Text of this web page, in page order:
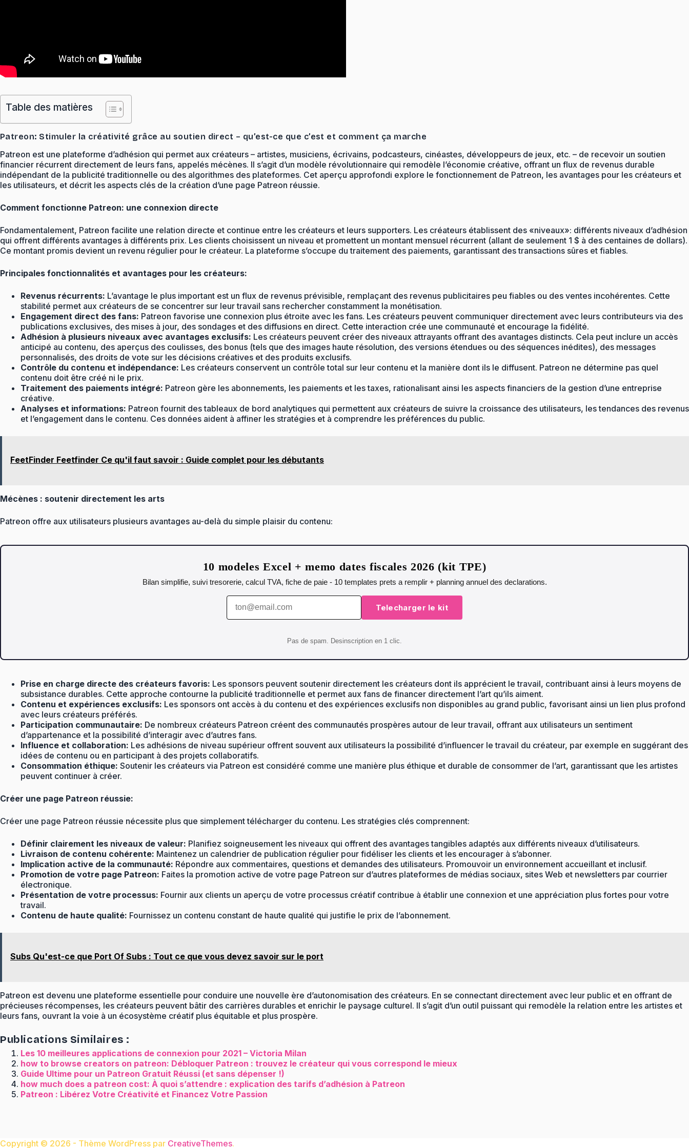
Table des matières
Patreon: Stimuler la créativité grâce au soutien direct – qu’est-ce que c’est et comment ça marche
Patreon est une plateforme d’adhésion qui permet aux créateurs – artistes, musiciens, écrivains, podcasteurs, cinéastes, développeurs de jeux, etc. – de recevoir un soutien
financier récurrent directement de leurs fans, appelés mécènes. Il s’agit d’un modèle révolutionnaire qui remodèle l’économie créative, offrant un flux de revenus durable
indépendant de la publicité traditionnelle ou des algorithmes des plateformes. Cet aperçu approfondi explore le fonctionnement de Patreon, les avantages pour les créateurs et
les utilisateurs, et décrit les aspects clés de la création d’une page Patreon réussie.
Comment fonctionne Patreon: une connexion directe
Fondamentalement, Patreon facilite une relation directe et continue entre les créateurs et leurs supporters. Les créateurs établissent des «niveaux»: différents niveaux d’adhésion
qui offrent différents avantages à différents prix. Les clients choisissent un niveau et promettent un montant mensuel récurrent (allant de seulement 1 $ à des centaines de dollars).
Ce montant promis devient un revenu régulier pour le créateur. La plateforme s’occupe du traitement des paiements, garantissant des transactions sûres et fiables.
Principales fonctionnalités et avantages pour les créateurs:
Revenus récurrents: L’avantage le plus important est un flux de revenus prévisible, remplaçant des revenus publicitaires peu fiables ou des ventes incohérentes. Cette
stabilité permet aux créateurs de se concentrer sur leur travail sans rechercher constamment la monétisation.
Engagement direct des fans: Patreon favorise une connexion plus étroite avec les fans. Les créateurs peuvent communiquer directement avec leurs contributeurs via des
publications exclusives, des mises à jour, des sondages et des diffusions en direct. Cette interaction crée une communauté et encourage la fidélité.
Adhésion à plusieurs niveaux avec avantages exclusifs: Les créateurs peuvent créer des niveaux attrayants offrant des avantages distincts. Cela peut inclure un accès
anticipé au contenu, des aperçus des coulisses, des bonus (tels que des images haute résolution, des versions étendues ou des séquences inédites), des messages
personnalisés, des droits de vote sur les décisions créatives et des produits exclusifs.
Contrôle du contenu et indépendance: Les créateurs conservent un contrôle total sur leur contenu et la manière dont ils le diffusent. Patreon ne détermine pas quel
contenu doit être créé ni le prix.
Traitement des paiements intégré: Patreon gère les abonnements, les paiements et les taxes, rationalisant ainsi les aspects financiers de la gestion d’une entreprise
créative.
Analyses et informations: Patreon fournit des tableaux de bord analytiques qui permettent aux créateurs de suivre la croissance des utilisateurs, les tendances des revenus
et l’engagement dans le contenu. Ces données aident à affiner les stratégies et à comprendre les préférences du public.
FeetFinder Feetfinder Ce qu'il faut savoir : Guide complet pour les débutants
Mécènes : soutenir directement les arts
Patreon offre aux utilisateurs plusieurs avantages au-delà du simple plaisir du contenu:
10 modeles Excel + memo dates fiscales 2026 (kit TPE)
Bilan simplifie, suivi tresorerie, calcul TVA, fiche de paie - 10 templates prets a remplir + planning annuel des declarations.
Telecharger le kit
Pas de spam. Desinscription en 1 clic.
Prise en charge directe des créateurs favoris: Les sponsors peuvent soutenir directement les créateurs dont ils apprécient le travail, contribuant ainsi à leurs moyens de
subsistance durables. Cette approche contourne la publicité traditionnelle et permet aux fans de financer directement l’art qu’ils aiment.
Contenu et expériences exclusifs: Les sponsors ont accès à du contenu et des expériences exclusifs non disponibles au grand public, favorisant ainsi un lien plus profond
avec leurs créateurs préférés.
Participation communautaire: De nombreux créateurs Patreon créent des communautés prospères autour de leur travail, offrant aux utilisateurs un sentiment
d’appartenance et la possibilité d’interagir avec d’autres fans.
Influence et collaboration: Les adhésions de niveau supérieur offrent souvent aux utilisateurs la possibilité d’influencer le travail du créateur, par exemple en suggérant des
idées de contenu ou en participant à des projets collaboratifs.
Consommation éthique: Soutenir les créateurs via Patreon est considéré comme une manière plus éthique et durable de consommer de l’art, garantissant que les artistes
peuvent continuer à créer.
Créer une page Patreon réussie:
Créer une page Patreon réussie nécessite plus que simplement télécharger du contenu. Les stratégies clés comprennent:
Définir clairement les niveaux de valeur: Planifiez soigneusement les niveaux qui offrent des avantages tangibles adaptés aux différents niveaux d’utilisateurs.
Livraison de contenu cohérente: Maintenez un calendrier de publication régulier pour fidéliser les clients et les encourager à s’abonner.
Implication active de la communauté: Répondre aux commentaires, questions et demandes des utilisateurs. Promouvoir un environnement accueillant et inclusif.
Promotion de votre page Patreon: Faites la promotion active de votre page Patreon sur d’autres plateformes de médias sociaux, sites Web et newsletters par courrier
électronique.
Présentation de votre processus: Fournir aux clients un aperçu de votre processus créatif contribue à établir une connexion et une appréciation plus fortes pour votre
travail.
Contenu de haute qualité: Fournissez un contenu constant de haute qualité qui justifie le prix de l’abonnement.
Subs Qu'est-ce que Port Of Subs : Tout ce que vous devez savoir sur le port
Patreon est devenu une plateforme essentielle pour conduire une nouvelle ère d’autonomisation des créateurs. En se connectant directement avec leur public et en offrant de
précieuses récompenses, les créateurs peuvent bâtir des carrières durables et enrichir le paysage culturel. Il s’agit d’un outil puissant qui remodèle la relation entre les artistes et
leurs fans, ouvrant la voie à un écosystème créatif plus équitable et plus prospère.
Publications Similaires :
Les 10 meilleures applications de connexion pour 2021 – Victoria Milan
how to browse creators on patreon: Débloquer Patreon : trouvez le créateur qui vous correspond le mieux
Guide Ultime pour un Patreon Gratuit Réussi (et sans dépenser !)
how much does a patreon cost: À quoi s’attendre : explication des tarifs d’adhésion à Patreon
Patreon : Libérez Votre Créativité et Financez Votre Passion
Copyright © 2026 - Thème WordPress par CreativeThemes.